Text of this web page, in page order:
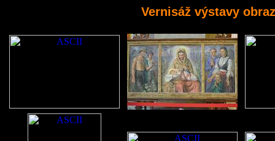
Vernisáž výstavy